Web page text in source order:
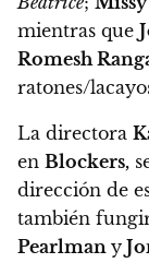
mientras que
Romesh
ratones/
La directora
en Blockers,
dirección de
también
Pearlman y